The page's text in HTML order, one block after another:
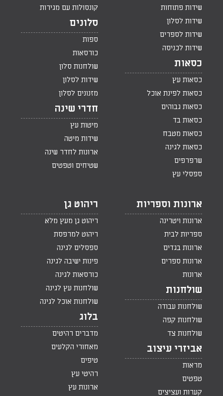
שידות פתוחות
שידות לסלון
שידות לספרים
שידות לכניסה
כסאות
כסאות עץ
כסאות לפינת אוכל
כסאות גבוהים
כסאות בד
כסאות מטבח
כסאות לגינה
שרפרפים
ספסלי עץ
קונסולות עם מגירות
סלונים
ספות
כורסאות
שולחנות סלון
שידות לסלון
מזנונים לסלון
חדרי שינה
מיטות עץ
שידות מיטה
ארונות לחדר שינה
שטיחים וטפטים
ארונות וספריות
ארונות ויטרינה
ספריות לבית
ארונות בגדים
ארונות ספרים
ארונות
שולחנות
שולחנות עבודה
שולחנות קפה
שולחנות צד
אביזרי עיצוב
מראות
טפטים
קערות ועציצים
ריהוט גן
ריהוט גן מעץ מלא
ריהוט למרפסת
ספסלים לגינה
פינות ישיבה לגינה
כורסאות לגינה
שולחנות עץ לגינה
שולחנות אוכל לגינה
בלוג
מדברים רהיטים
מאחורי הקלעים
טיפים
רהיטי עץ
ארונות עץ